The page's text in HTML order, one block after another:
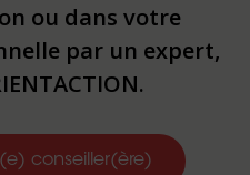
ou dans votre
par un expert,
conseiller(ère)